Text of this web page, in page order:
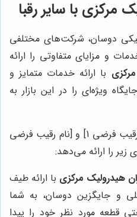
مرکزی با سایر رقبا
دوسان، شرکت‌های مختلفی
و مزایای متفاوتی را ارائه
با ارائه خدمات متمایز و
ویژه‌ای را در این بازار به
در مقایسه با رقبایی مانند [نام رقیب فرضی 1] و [نام رقیب فرضی
زیر را ارائه می‌دهد:
هیدرولیک مرکزی با ارائه طیف
و جایگزین دوسان، به شما
قطعه مورد نظر خود را پیدا